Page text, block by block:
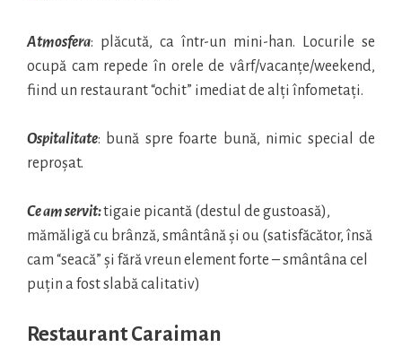
Atmosfera: plăcută, ca într-un mini-han. Locurile se
ocupă cam repede în orele de vârf/vacanțe/weekend,
fiind un restaurant “ochit” imediat de alți înfometați.
Ospitalitate: bună spre foarte bună, nimic special de
reproșat.
Ce am servit:tigaie picantă (destul de gustoasă),
mămăligă cu brânză, smântână și ou (satisfăcător, însă
cam “seacă” și fără vreun element forte – smântâna cel
puțin a fost slabă calitativ)
Restaurant Caraiman